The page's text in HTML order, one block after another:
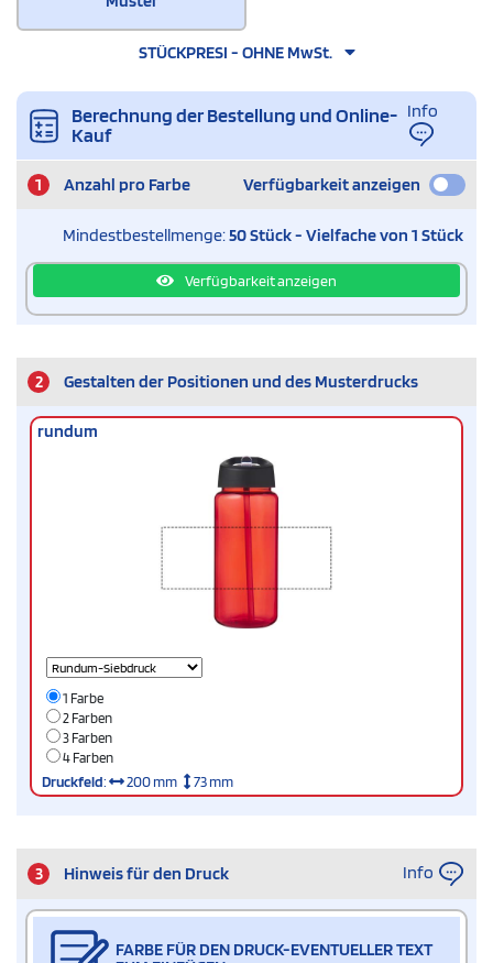
STÜCKPRESI - OHNE MwSt.
Berechnung der Bestellung und Online-
Kauf
Info
1 Anzahl pro Farbe Verfügbarkeit anzeigen
Mindestbestellmenge:50 Stück - Vielfache von 1 Stück
Verfügbarkeit anzeigen
2 Gestalten der Positionen und des Musterdrucks
rundum
1 Farbe
2 Farben
3 Farben
4 Farben
Druckfeld: 200 mm 73 mm
3 Hinweis für den Druck Info
FARBE FÜR DEN DRUCK-EVENTUELLER TEXT